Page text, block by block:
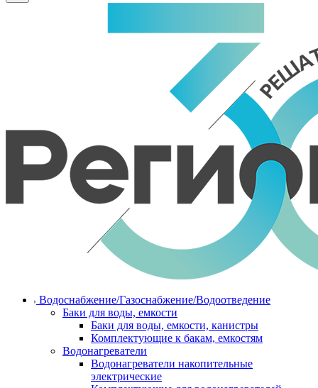
Водоснабжение/Газоснабжение/Водоотведение
Баки для воды, емкости
Баки для воды, емкости, канистры
Комплектующие к бакам, емкостям
Водонагреватели
Водонагреватели накопительные
электрические